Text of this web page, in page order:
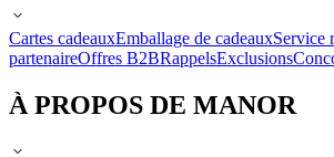
Cartes cadeauxEmballage de cadeauxService
partenaireOffres B2BRappelsExclusions
À PROPOS DE MANOR